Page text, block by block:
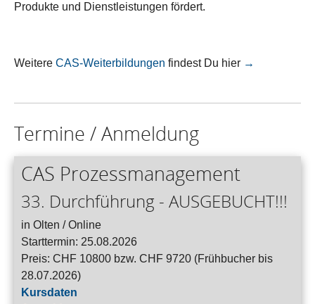
Produkte und Dienstleistungen fördert.
Weitere CAS-Weiterbildungen findest Du hier →
Termine / Anmeldung
CAS Prozessmanagement
33. Durchführung - AUSGEBUCHT!!!
in Olten / Online
Starttermin: 25.08.2026
Preis: CHF 10800 bzw. CHF 9720 (Frühbucher bis
28.07.2026)
Kursdaten